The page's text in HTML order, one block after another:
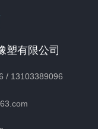
塑有限公司
/ 13103389096